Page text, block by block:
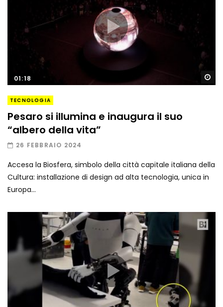
01:18
TECNOLOGIA
Pesaro si illumina e inaugura il suo
“albero della vita”
26 FEBBRAIO 2024
Accesa la Biosfera, simbolo della città capitale italiana della
Cultura: installazione di design ad alta tecnologia, unica in
Europa...